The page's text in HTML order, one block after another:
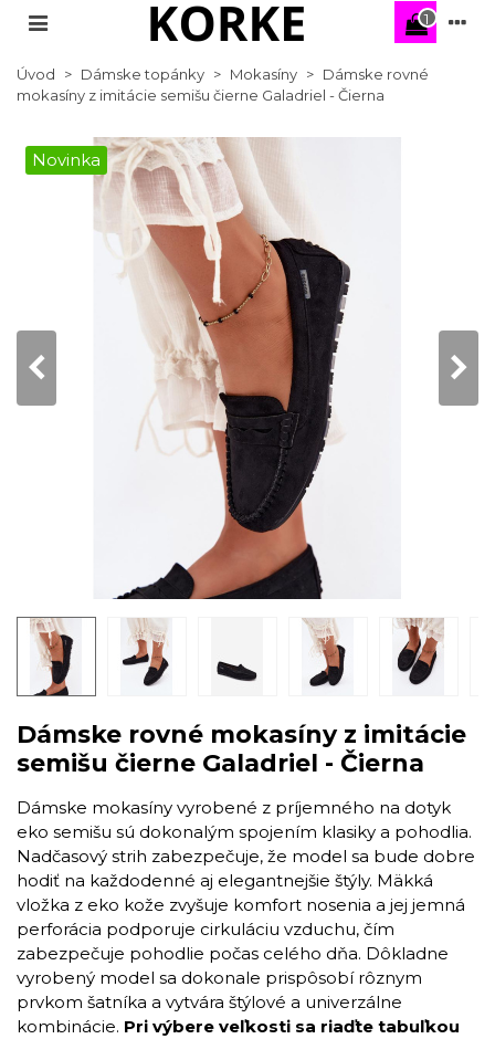
1
Úvod > Dámske topánky > Mokasíny > Dámske rovné
mokasíny z imitácie semišu čierne Galadriel - Čierna
Novinka
Dámske rovné mokasíny z imitácie
semišu čierne Galadriel - Čierna
Dámske mokasíny vyrobené z príjemného na dotyk
eko semišu sú dokonalým spojením klasiky a pohodlia.
Nadčasový strih zabezpečuje, že model sa bude dobre
hodiť na každodenné aj elegantnejšie štýly. Mäkká
vložka z eko kože zvyšuje komfort nosenia a jej jemná
perforácia podporuje cirkuláciu vzduchu, čím
zabezpečuje pohodlie počas celého dňa. Dôkladne
vyrobený model sa dokonale prispôsobí rôznym
prvkom šatníka a vytvára štýlové a univerzálne
kombinácie. Pri výbere veľkosti sa riaďte tabuľkou